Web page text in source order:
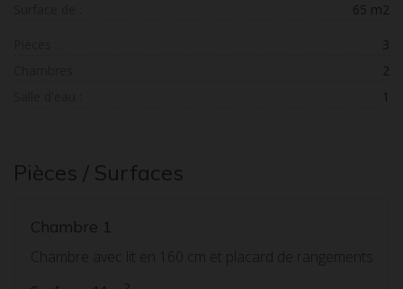
65 m2
3
2
1
Pièces / Surfaces
Chambre 1
Chambre avec lit en 160 cm et placard de rangements